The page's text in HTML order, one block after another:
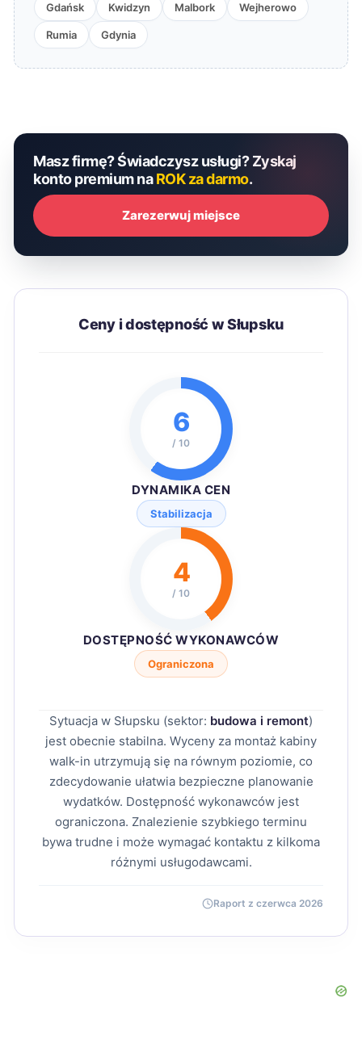
Gdańsk Kwidzyn Malbork Wejherowo
Rumia Gdynia
Masz firmę? Świadczysz usługi? Zyskaj
konto premium naROK za darmo.
Zarezerwuj miejsce
Ceny i dostępność w Słupsku
6
/ 10
DYNAMIKA CEN
Stabilizacja
4
/ 10
DOSTĘPNOŚĆ WYKONAWCÓW
Ograniczona
Sytuacja w Słupsku (sektor: budowa i remont)
jest obecnie stabilna. Wyceny za montaż kabiny
walk-in utrzymują się na równym poziomie, co
zdecydowanie ułatwia bezpieczne planowanie
wydatków. Dostępność wykonawców jest
ograniczona. Znalezienie szybkiego terminu
bywa trudne i może wymagać kontaktu z kilkoma
różnymi usługodawcami.
Raport z czerwca 2026